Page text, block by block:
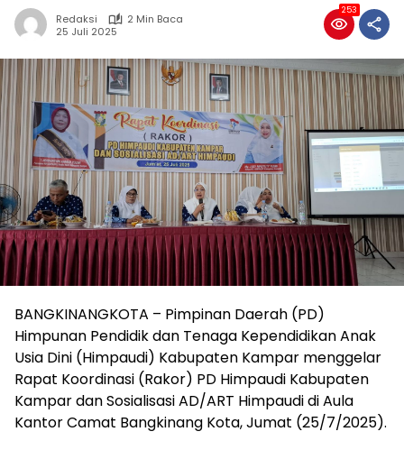
Redaksi
2 Min Baca
25 Juli 2025
253
BANGKINANGKOTA – Pimpinan Daerah (PD)
Himpunan Pendidik dan Tenaga Kependidikan Anak
Usia Dini (Himpaudi) Kabupaten Kampar menggelar
Rapat Koordinasi (Rakor) PD Himpaudi Kabupaten
Kampar dan Sosialisasi AD/ART Himpaudi di Aula
Kantor Camat Bangkinang Kota, Jumat (25/7/2025).